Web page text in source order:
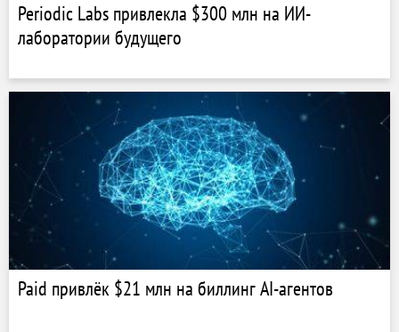
Periodic Labs привлекла $300 млн на ИИ-
лаборатории будущего
Paid привлёк $21 млн на биллинг AI-агентов